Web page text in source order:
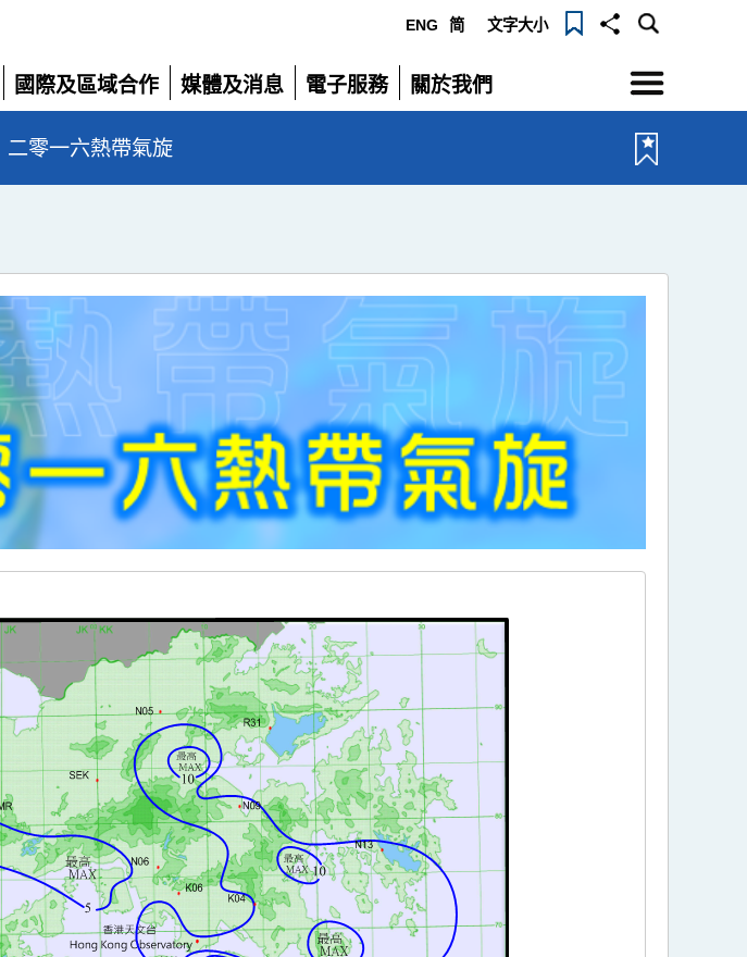
ENG 简 文字大小
國際及區域合作
展
開
媒體及消息
展
電子服務
展
關於我們
展
選
單
二零一六熱帶氣旋